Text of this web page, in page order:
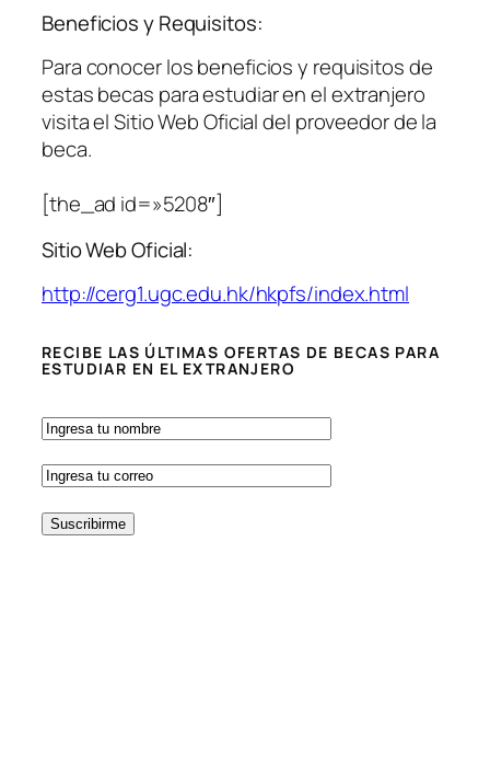
Beneficios y Requisitos:
Para conocer los beneficios y requisitos de
estas becas para estudiar en el extranjero
visita el Sitio Web Oficial del proveedor de la
beca.
[the_ad id=»5208″]
Sitio Web Oficial:
http://cerg1.ugc.edu.hk/hkpfs/index.html
RECIBE LAS ÚLTIMAS OFERTAS DE BECAS PARA
ESTUDIAR EN EL EXTRANJERO